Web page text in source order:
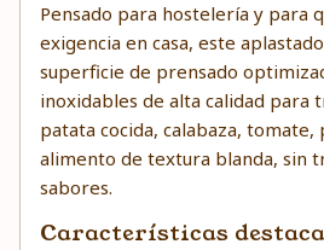
Pensado para hostelería y para
exigencia en casa, este
superficie de prensado
inoxidables de alta calidad para
patata cocida, calabaza, tomate,
alimento de textura blanda, sin
sabores.
Características